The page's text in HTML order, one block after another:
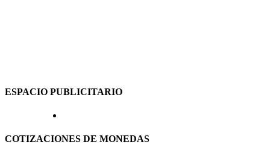
ESPACIO PUBLICITARIO
COTIZACIONES DE MONEDAS